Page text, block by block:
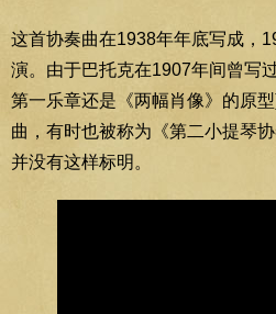
这首协奏曲在1938年年底写成，
演。由于巴托克在1907年间曾写
第一乐章还是《两幅肖像》的原
曲，有时也被称为《第二小提琴
并没有这样标明。